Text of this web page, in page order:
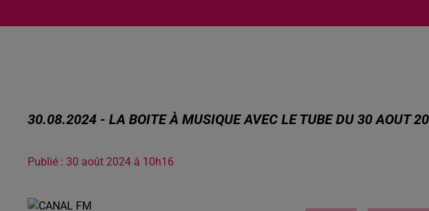
30.08.2024 - LA BOITE À MUSIQUE AVEC LE TUBE DU 30 AOUT
Publié : 30 août 2024 à 10h16